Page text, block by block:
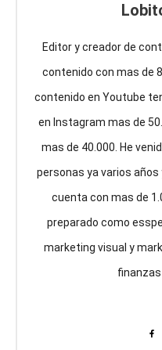
Editor y creador de
contenido con mas de
contenido en Youtube
en Instagram mas de
mas de 40.000. He
personas ya varios
cuenta con mas de
preparado como
marketing visual y